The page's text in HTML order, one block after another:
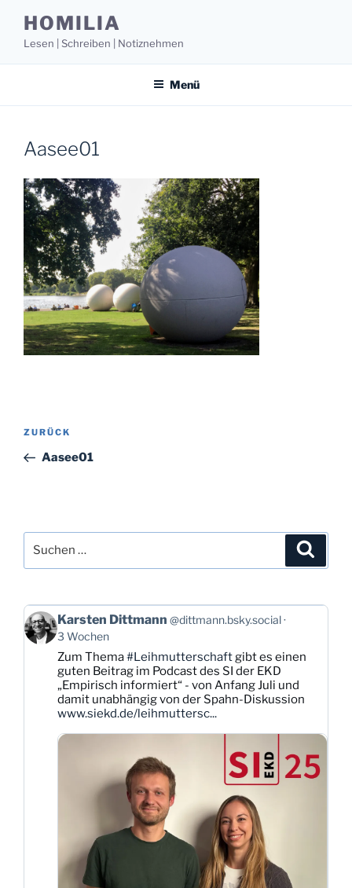
Inhalt
springen
HOMILIA
Lesen | Schreiben | Notiznehmen
Menü
Aasee01
Beitragsnavigation
Vorheriger
Beitrag
ZURÜCK
Aasee01
nach:
Beitrag
von
Karsten
Dittmann
Bluesky
ansehen
Karsten Dittmann @dittmann.bsky.social
3 Wochen
Zum Thema#Leihmutterschaftgibt es einen
guten Beitrag im Podcast des SI der EKD
„Empirisch informiert“ - von Anfang Juli und
damit unabhängig von der Spahn-Diskussion
www.siekd.de/leihmuttersc...